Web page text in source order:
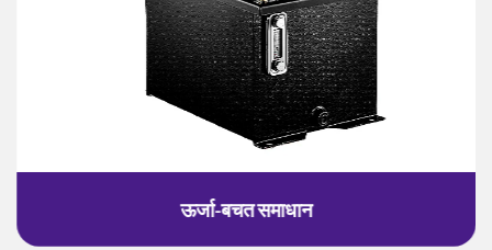
ऊर्जा-बचत समाधान